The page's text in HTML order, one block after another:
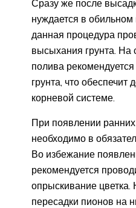
Сразу же после
нуждается в
данная процедура
высыхания грунта.
полива
грунта, что обеспечит
корневой системе.
При появлении
необходимо в
Во избежание
рекомендуется
опрыскивание цветка.
пересадки пионов на